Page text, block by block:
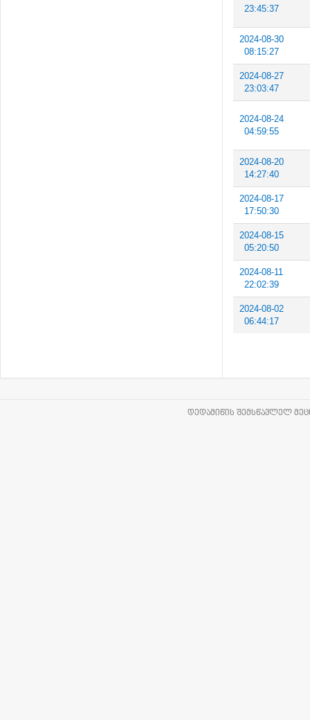
23:45:37
2024-08-30
08:15:27
2024-08-27
23:03:47
2024-08-24
04:59:55
2024-08-20
14:27:40
2024-08-17
17:50:30
2024-08-15
05:20:50
2024-08-11
22:02:39
2024-08-02
06:44:17
ᲓᲔᲓᲐᲛᲘᲬᲘᲡ ᲨᲔᲛᲡᲬᲐᲕᲚᲔᲚ